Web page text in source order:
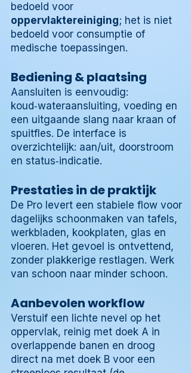
bedoeld voor
oppervlaktereiniging; het is niet
bedoeld voor consumptie of
medische toepassingen.
Bediening & plaatsing
Aansluiten is eenvoudig:
koud‑wateraansluiting, voeding en
een uitgaande slang naar kraan of
spuitfles. De interface is
overzichtelijk: aan/uit, doorstroom
en status‑indicatie.
Prestaties in de praktijk
De Pro levert een stabiele flow voor
dagelijks schoonmaken van tafels,
werkbladen, kookplaten, glas en
vloeren. Het gevoel is ontvettend,
zonder plakkerige restlagen. Werk
van schoon naar minder schoon.
Aanbevolen workflow
Verstuif een lichte nevel op het
oppervlak, reinig met doek A in
overlappende banen en droog
direct na met doek B voor een